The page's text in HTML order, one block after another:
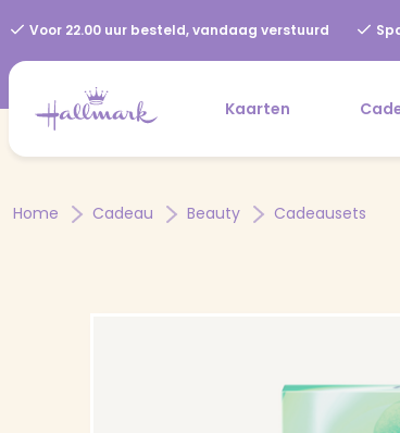
Voor 22.00 uur besteld, vandaag verstuurd
Kaarten
Home Cadeau Beauty Cadeausets